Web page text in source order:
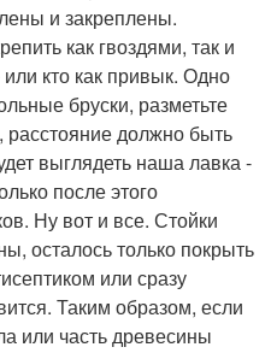
и закреплены.
как гвоздями, так и
кто как привык. Одно
бруски, разметьте
должно быть
выглядеть наша лавка -
после этого
Ну вот и все. Стойки
осталось только покрыть
или сразу
Таким образом, если
или часть древесины